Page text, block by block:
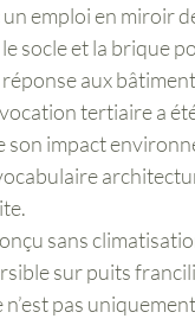
emploi en miroir
socle et la brique
aux
tertiaire a
son impact
sans
sur puits
pas